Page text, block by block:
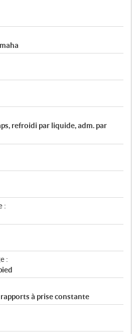
refroidi par liquide, adm. par
:
:
à prise constante